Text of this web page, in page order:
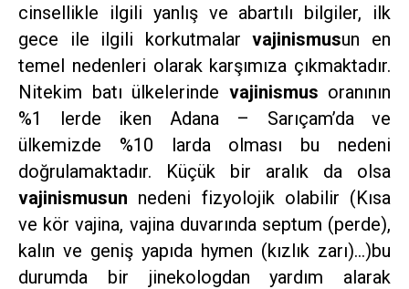
cinsellikle ilgili yanlış ve abartılı bilgiler, ilk
gece ile ilgili korkutmalarvajinismusun en
temel nedenleri olarak karşımıza çıkmaktadır.
Nitekim batı ülkelerinde vajinismus oranının
%1 lerde iken Adana – Sarıçam’da ve
ülkemizde %10 larda olması bu nedeni
doğrulamaktadır. Küçük bir aralık da olsa
vajinismusun nedeni fizyolojik olabilir (Kısa
ve kör vajina, vajina duvarında septum (perde),
kalın ve geniş yapıda hymen (kızlık zarı)…)bu
durumda bir jinekologdan yardım alarak